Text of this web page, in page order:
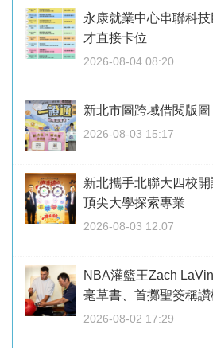
永康就業中心串聯科
才直接卡位
2026-08-04 08:20
新北市圖跨域借閱版
2026-08-03 15:17
新北攜手北聯大四校
頂尖大學探索專業
2026-08-03 12:07
NBA灌籃王Zach
毫草書、首擲聖筊稱
2026-08-02 17:29